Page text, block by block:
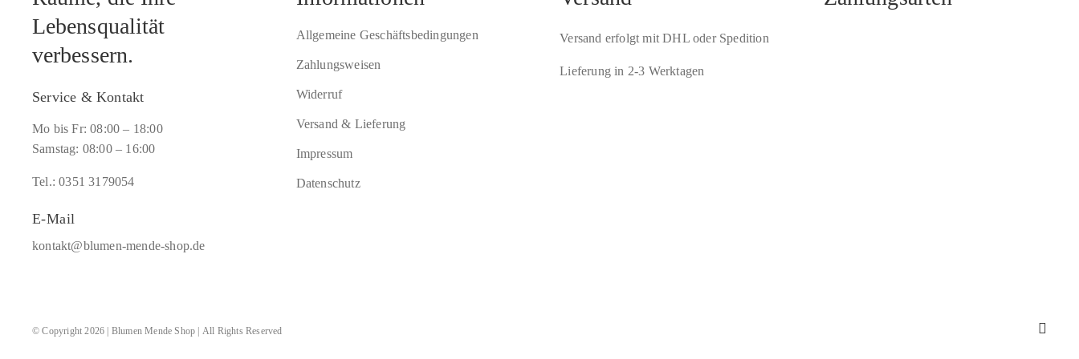
Lebensqualität
verbessern.
Service & Kontakt
Mo bis Fr: 08:00 – 18:00
Samstag: 08:00 – 16:00
Tel.: 0351 3179054
E-Mail
kontakt@blumen-mende-shop.de
Allgemeine Geschäftsbedingungen
Zahlungsweisen
Widerruf
Versand & Lieferung
Impressum
Datenschutz
Versand erfolgt mit DHL oder Spedition
Lieferung in 2-3 Werktagen
© Copyright 2026 | Blumen Mende Shop | All Rights Reserved